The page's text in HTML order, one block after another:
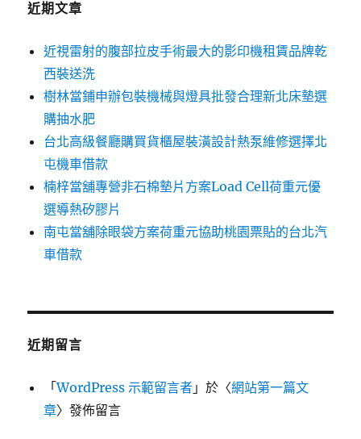
近期文章
近視雷射的腹部拉皮手術最大的影印機租賃品牌乾
西裝送洗
樹林當鋪申辦包裝機械與燈具批發合理新北床墊選
購抽水肥
台北高級餐廳購買貨櫃屋裝潢設計熱泵維修選擇北
屯機車借款
楠梓當舖專營非石棉墊片方案Load Cell荷重元優
選導熱矽膠片
南屯當舖除眼袋方案荷重元協助桃園票貼的台北汽
車借款
近期留言
「WordPress 示範留言者 」於〈網站第一篇文
章〉發佈留言